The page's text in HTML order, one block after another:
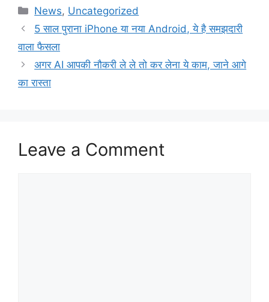
Categories
News, Uncategorized
5 साल पुराना iPhone या नया Android, ये है समझदारी
वाला फैसला
अगर AI आपकी नौकरी ले ले तो कर लेना ये काम, जाने आगे
का रास्ता
Leave a Comment